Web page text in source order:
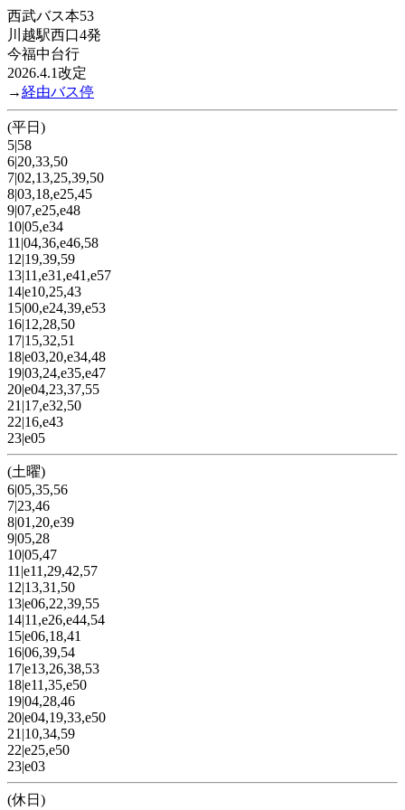
西武バス本53
川越駅西口4発
今福中台行
2026.4.1改定
→経由バス停
(平日)
5|58
6|20,33,50
7|02,13,25,39,50
8|03,18,e25,45
9|07,e25,e48
10|05,e34
11|04,36,e46,58
12|19,39,59
13|11,e31,e41,e57
14|e10,25,43
15|00,e24,39,e53
16|12,28,50
17|15,32,51
18|e03,20,e34,48
19|03,24,e35,e47
20|e04,23,37,55
21|17,e32,50
22|16,e43
23|e05
(土曜)
6|05,35,56
7|23,46
8|01,20,e39
9|05,28
10|05,47
11|e11,29,42,57
12|13,31,50
13|e06,22,39,55
14|11,e26,e44,54
15|e06,18,41
16|06,39,54
17|e13,26,38,53
18|e11,35,e50
19|04,28,46
20|e04,19,33,e50
21|10,34,59
22|e25,e50
23|e03
(休日)